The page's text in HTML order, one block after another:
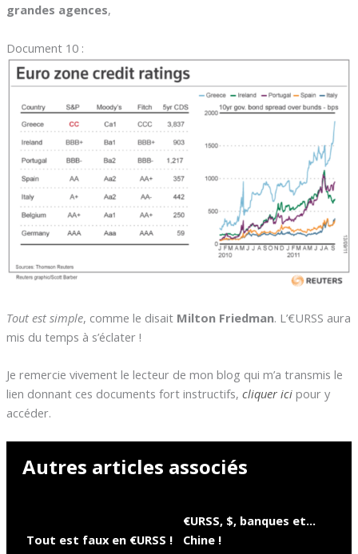
grandes agences,
Document 10 :
Tout est simple, comme le disait Milton Friedman. L’€URSS aura
mis du temps à s’éclater !
Je remercie vivement le lecteur de mon blog qui m’a transmis le
lien donnant ces documents fort instructifs, cliquer icipour y
accéder.
Autres articles associés
Tout est faux en €URSS !
€URSS, $, banques et…
Chine !